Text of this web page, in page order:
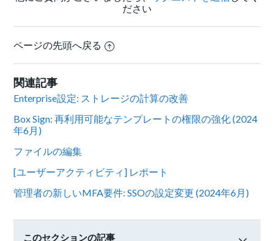
ださい
ページの先頭へ戻る
関連記事
Enterprise設定: ストレージの計算の改善
Box Sign: 再利用可能なテンプレートの権限の強化 (2024
年6月)
ファイルの編集
[ユーザーアクティビティ] レポート
管理者の新しいMFA要件: SSOの設定変更 (2024年6月)
このセクションの記事